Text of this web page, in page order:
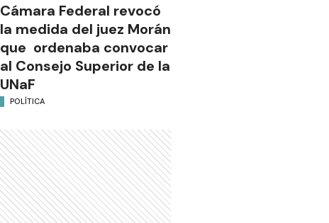
Cámara Federal revocó
la medida del juez Morán
que ordenaba convocar
al Consejo Superior de la
UNaF
POLÍTICA